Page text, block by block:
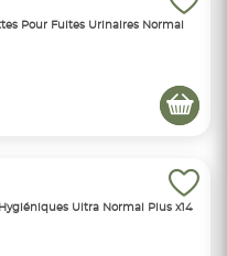
Pour Fuites Urinaires Normal
Ultra Normal Plus x14